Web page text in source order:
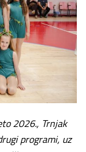
2026., Trnjak
programi, uz